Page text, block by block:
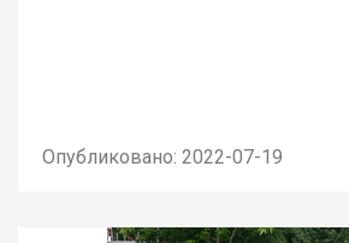
Опубликовано: 2022-07-19